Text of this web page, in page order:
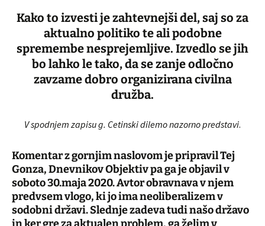
Kako to izvesti je zahtevnejši del, saj so za
aktualno politiko te ali podobne
spremembe nesprejemljive. Izvedlo se jih
bo lahko le tako, da se zanje odločno
zavzame dobro organizirana civilna
družba.
V spodnjem zapisu g. Cetinski dilemo nazorno predstavi.
Komentar z gornjim naslovom je pripravil Tej
Gonza, Dnevnikov Objektiv pa ga je objavil v
soboto 30.maja 2020. Avtor obravnava v njem
predvsem vlogo, ki jo ima neoliberalizem v
sodobni državi. Slednje zadeva tudi našo državo